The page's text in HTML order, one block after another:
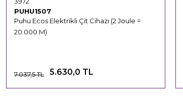
PUHU1507
Puhu Ecos Elektrikli Çit Cihazı (2 Joule =
20.000 M)
5.630,0 TL
7.037,5 TL